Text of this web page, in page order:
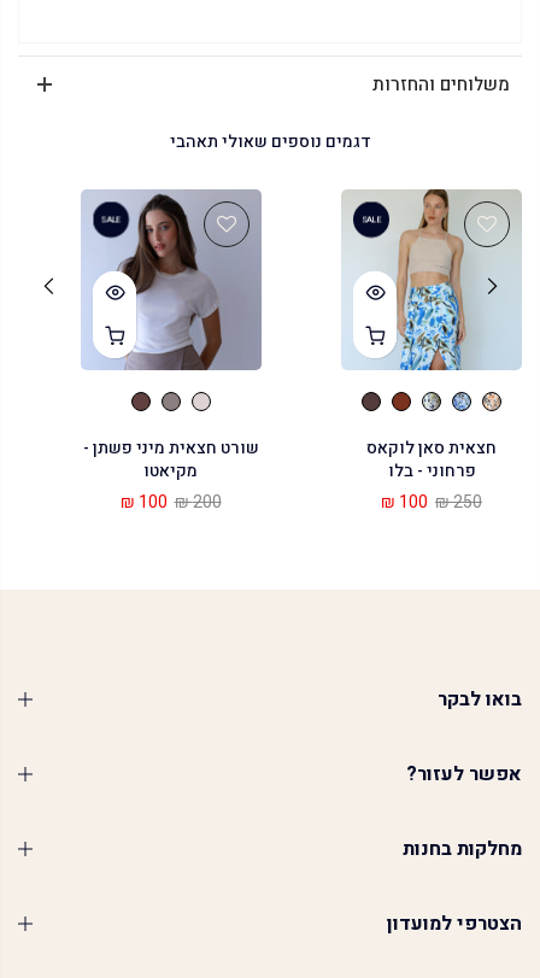
משלוחים והחזרות
דגמים נוספים שאולי תאהבי
SALE
חצאית סאן לוקאס
פרחוני - בלו
250 ₪
100 ₪
SALE
שורט חצאית מיני פשתן -
מקיאטו
200 ₪
100 ₪
בואו לבקר
אפשר לעזור?
מחלקות בחנות
הצטרפי למועדון